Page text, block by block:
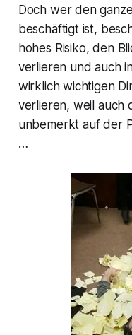
Doch wer den
beschäftigt ist,
hohes Risiko, den
verlieren und auch
wirklich wichtigen
verlieren, weil auch
unbemerkt auf der
…